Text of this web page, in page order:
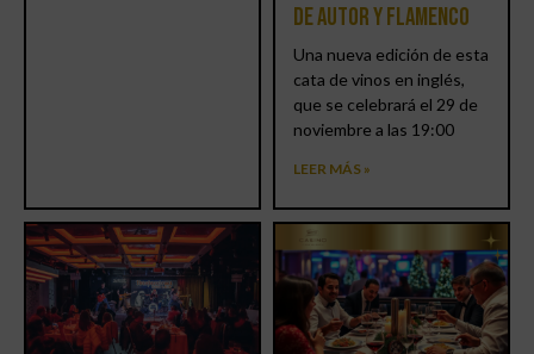
de autor y flamenco
Una nueva edición de esta
cata de vinos en inglés,
que se celebrará el 29 de
noviembre a las 19:00
LEER MÁS »